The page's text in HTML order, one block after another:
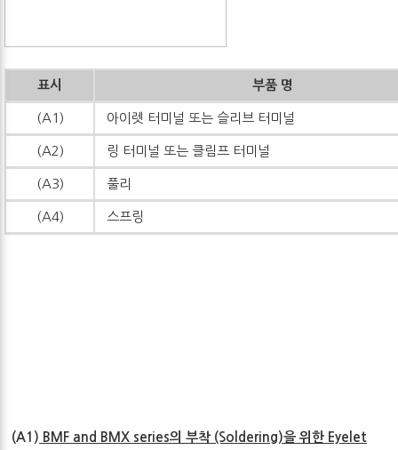
표시 부품 명
(A1) 아이렛 터미널 또는 슬리브 터미널
(A2) 링 터미널 또는 클림프 터미널
(A3) 풀리
(A4) 스프링
(A1) BMF and BMX series의 부착 (Soldering)을 위한 Eyelet